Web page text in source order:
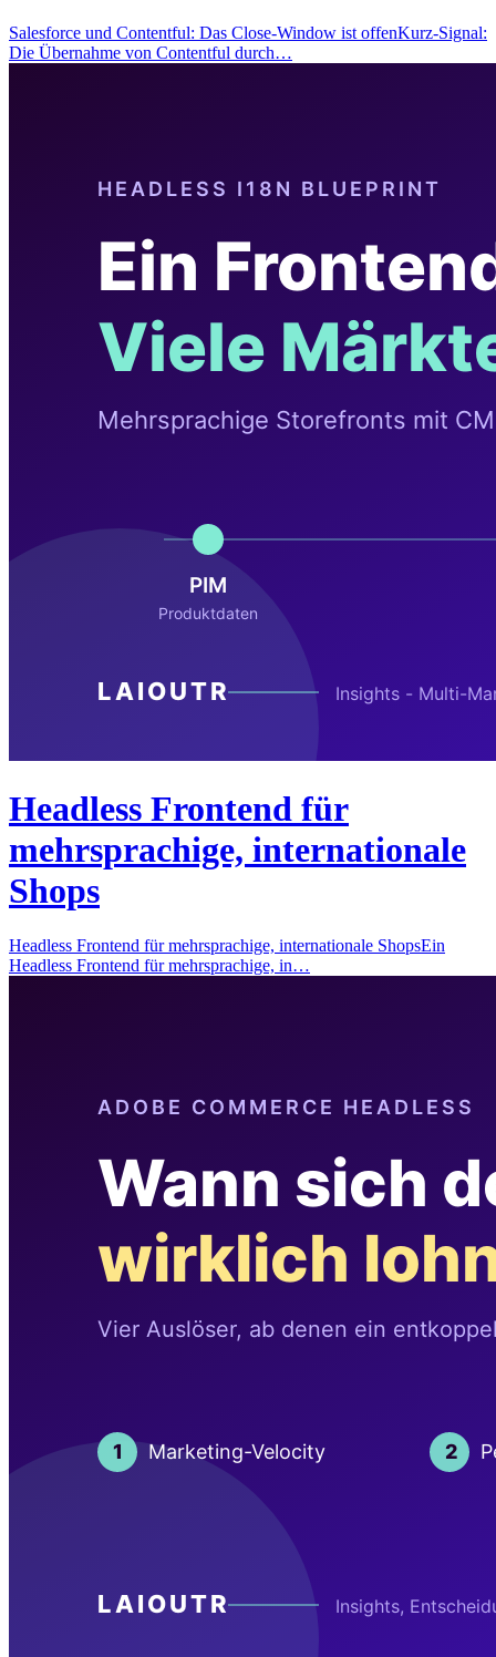
Salesforce und Contentful: Das Close-Window ist offenKurz-Signal:
Die Übernahme von Contentful durch…
Headless Frontend für
mehrsprachige, internationale
Shops
Headless Frontend für mehrsprachige, internationale ShopsEin
Headless Frontend für mehrsprachige, in…